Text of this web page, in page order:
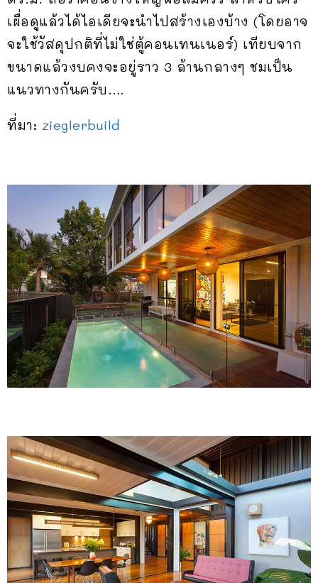
เผื่อดูแล้วได้ไอเดียจะนำไปสร้างเองบ้าง (โดยอาจ
จะใช้วัสดุปกติที่ไม่ใช่ตู้คอนเทนเนอร์) เทียบจาก
ขนาดแล้วงบคงจะอยู่ราว 3 ล้านกลางๆ ชมเป็น
แนวทางกันครับ….
ที่มา: zieglerbuild